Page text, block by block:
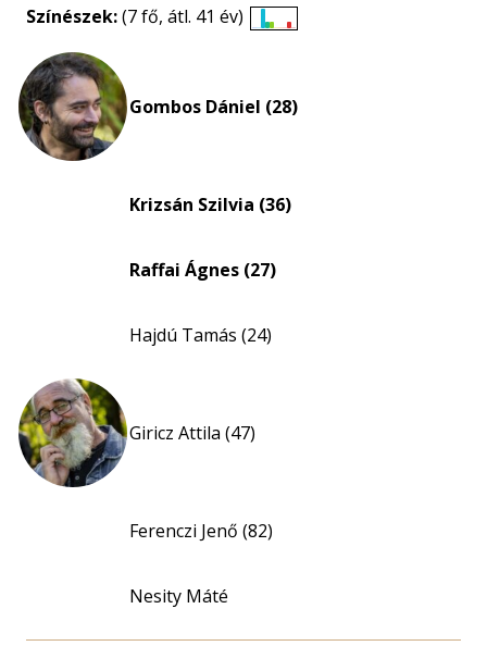
Színészek:(7 fő, átl. 41 év)
Gombos Dániel (28)
Krizsán Szilvia (36)
Raffai Ágnes (27)
Hajdú Tamás (24)
Giricz Attila (47)
Ferenczi Jenő (82)
Nesity Máté